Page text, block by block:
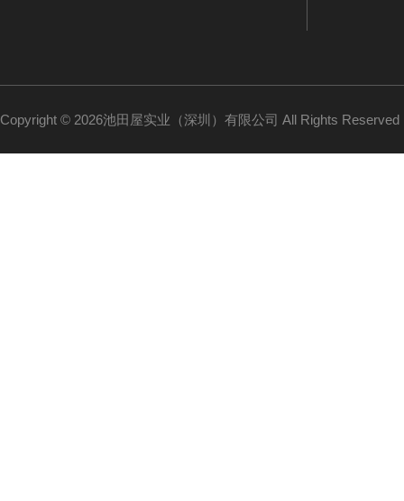
Copyright © 2026池田屋实业（深圳）有限公司 All Rights